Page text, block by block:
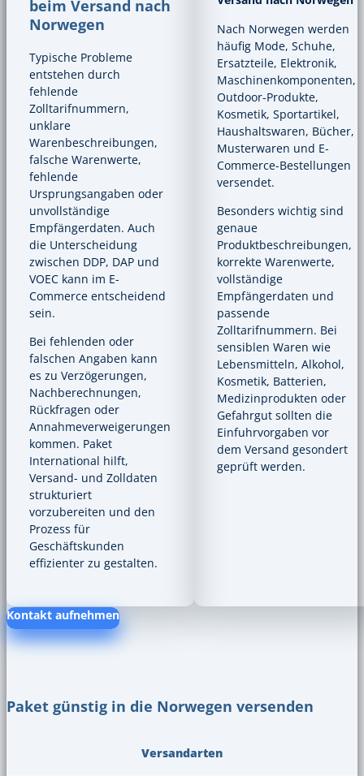
beim Versand nach
Norwegen
Typische Probleme
entstehen durch
fehlende
Zolltarifnummern,
unklare
Warenbeschreibungen,
falsche Warenwerte,
fehlende
Ursprungsangaben oder
unvollständige
Empfängerdaten. Auch
die Unterscheidung
zwischen DDP, DAP und
VOEC kann im E-
Commerce entscheidend
sein.
Bei fehlenden oder
falschen Angaben kann
es zu Verzögerungen,
Nachberechnungen,
Rückfragen oder
Annahmeverweigerungen
kommen. Paket
International hilft,
Versand- und Zolldaten
strukturiert
vorzubereiten und den
Prozess für
Geschäftskunden
effizienter zu gestalten.
Nach Norwegen werden
häufig Mode, Schuhe,
Ersatzteile, Elektronik,
Maschinenkomponenten,
Outdoor-Produkte,
Kosmetik, Sportartikel,
Haushaltswaren, Bücher,
Musterwaren und E-
Commerce-Bestellungen
versendet.
Besonders wichtig sind
genaue
Produktbeschreibungen,
korrekte Warenwerte,
vollständige
Empfängerdaten und
passende
Zolltarifnummern. Bei
sensiblen Waren wie
Lebensmitteln, Alkohol,
Kosmetik, Batterien,
Medizinprodukten oder
Gefahrgut sollten die
Einfuhrvorgaben vor
dem Versand gesondert
geprüft werden.
Kontakt aufnehmen
Paket günstig in die Norwegen versenden
Versandarten